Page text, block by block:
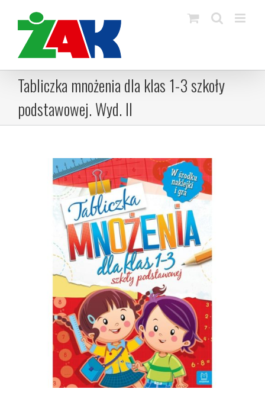
content
Tabliczka mnożenia dla klas 1-3 szkoły
podstawowej. Wyd. II